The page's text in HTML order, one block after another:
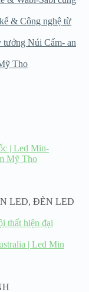
& Công nghệ từ
Núi Cấm- an
Tho
| Led Min-
LED, ĐÈN LED
thất hiện đại